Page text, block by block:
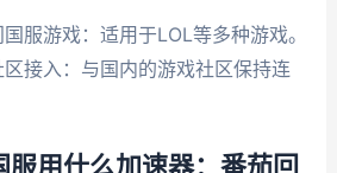
服游戏：适用于LOL等多种游戏。
接入：与国内的游戏社区保持连
服用什么加速器：番茄回